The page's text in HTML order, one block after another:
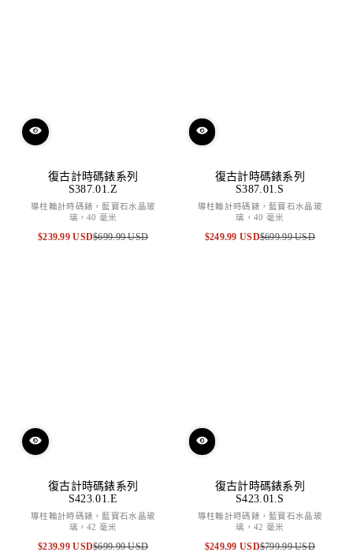
復古計時碼錶系列
S387.01.Z
導柱輪計時碼錶，藍寶石水晶玻
璃，40 毫米
特
$239.99 USD
原
$699.99 USD
復古計時碼錶系列
S387.01.S
導柱輪計時碼錶，藍寶石水晶玻
璃，40 毫米
特
$249.99 USD
原
$699.99 USD
復古計時碼錶系列
S423.01.E
導柱輪計時碼錶，藍寶石水晶玻
璃，42 毫米
特
$239.99 USD
原
$699.99 USD
復古計時碼錶系列
S423.01.S
導柱輪計時碼錶，藍寶石水晶玻
璃，42 毫米
特
$249.99 USD
原
$799.99 USD